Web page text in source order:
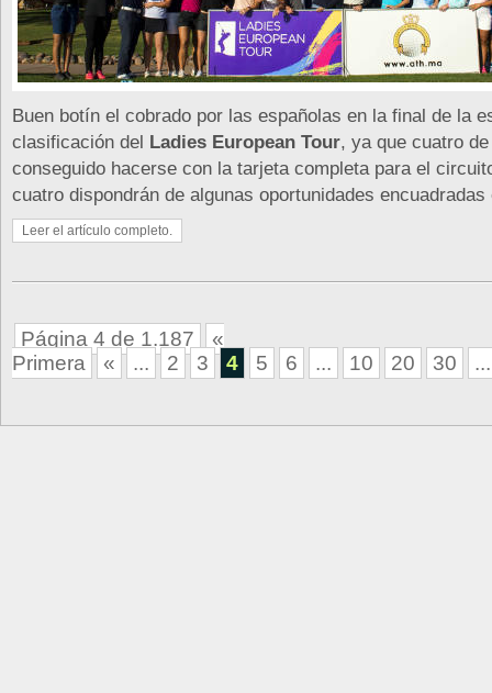
Buen botín el cobrado por las españolas en la final de la
clasificación del Ladies European Tour, ya que cuatro
conseguido hacerse con la tarjeta completa para el
cuatro dispondrán de algunas oportunidades
Leer el artículo completo.
Página 4 de 1.187
«
Primera
« ... 2 3 4 5 6 ... 10 20 30 ...